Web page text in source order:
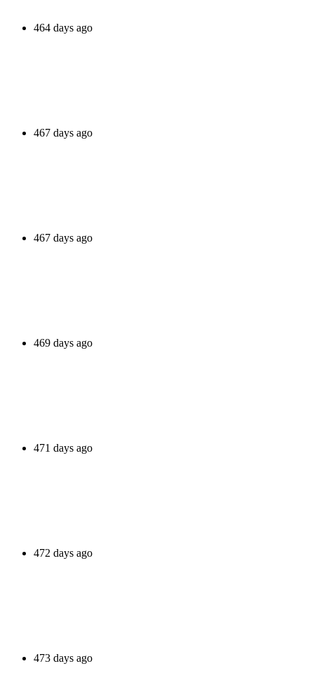
464 days ago
467 days ago
467 days ago
469 days ago
471 days ago
472 days ago
473 days ago